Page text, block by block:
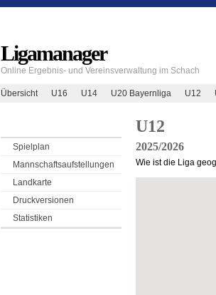
Ligamanager
Online Ergebnis- und Vereinsverwaltung im Schach
Übersicht U16 U14 U20 Bayernliga U12
Spielplan
Mannschaftsaufstellungen
Landkarte
Druckversionen
Statistiken
U12
2025/2026
Wie ist die Liga